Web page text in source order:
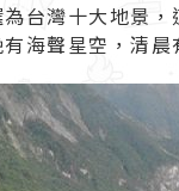
台灣十大地景
海聲星空，清